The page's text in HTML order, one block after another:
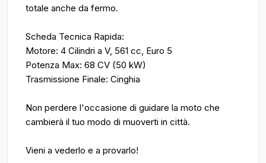
totale anche da fermo.
Scheda Tecnica Rapida:
Motore: 4 Cilindri a V, 561 cc, Euro 5
Potenza Max: 68 CV (50 kW)
Trasmissione Finale: Cinghia
Non perdere l'occasione di guidare la moto che
cambierà il tuo modo di muoverti in città.
Vieni a vederlo e a provarlo!